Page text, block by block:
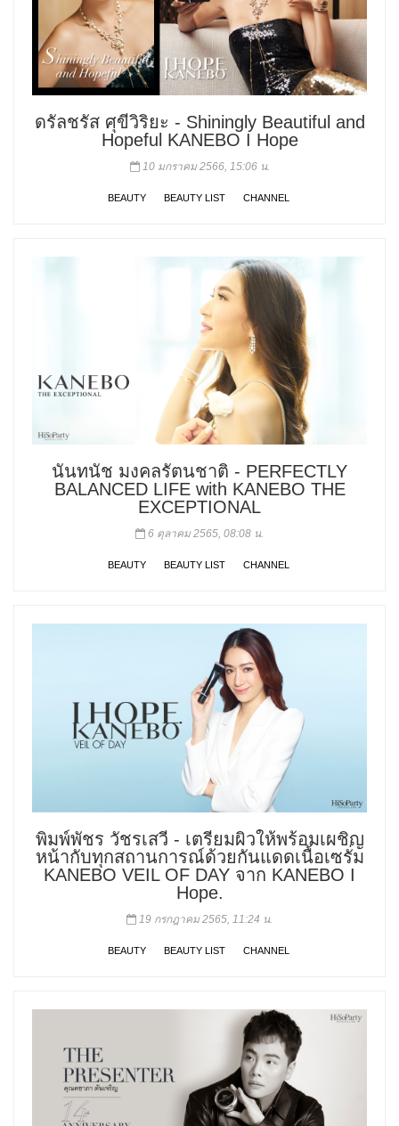
ดรัลชรัส ศุขีวิริยะ - Shiningly Beautiful and
Hopeful KANEBO I Hope
10 มกราคม 2566, 15:06 น.
BEAUTY BEAUTY LIST CHANNEL
นันทนัช มงคลรัตนชาติ - PERFECTLY
BALANCED LIFE with KANEBO THE
EXCEPTIONAL
6 ตุลาคม 2565, 08:08 น.
BEAUTY BEAUTY LIST CHANNEL
พิมพ์พัชร วัชรเสวี - เตรียมผิวให้พร้อมเผชิญ
หน้ากับทุกสถานการณ์ด้วยกันแดดเนื้อเซรั่ม
KANEBO VEIL OF DAY จาก KANEBO I
Hope.
19 กรกฎาคม 2565, 11:24 น.
BEAUTY BEAUTY LIST CHANNEL